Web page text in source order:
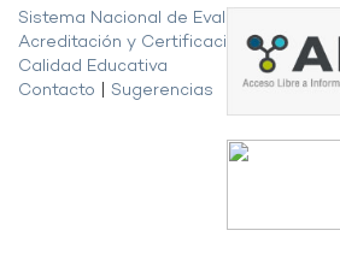
Sistema Nacional de Evaluación,
Acreditación y Certificación de la
Calidad Educativa
Contacto
Sugerencias